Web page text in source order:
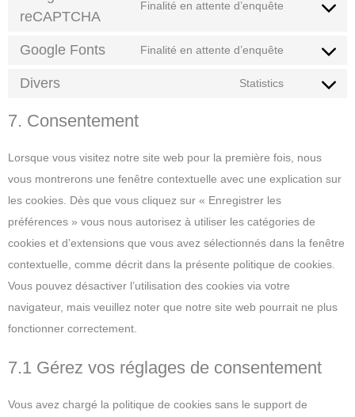
reCAPTCHA
Finalité en attente d’enquête
Google Fonts Finalité en attente d’enquête
Divers Statistics
7. Consentement
Lorsque vous visitez notre site web pour la première fois, nous
vous montrerons une fenêtre contextuelle avec une explication sur
les cookies. Dès que vous cliquez sur « Enregistrer les
préférences » vous nous autorisez à utiliser les catégories de
cookies et d’extensions que vous avez sélectionnés dans la fenêtre
contextuelle, comme décrit dans la présente politique de cookies.
Vous pouvez désactiver l’utilisation des cookies via votre
navigateur, mais veuillez noter que notre site web pourrait ne plus
fonctionner correctement.
7.1 Gérez vos réglages de consentement
Vous avez chargé la politique de cookies sans le support de